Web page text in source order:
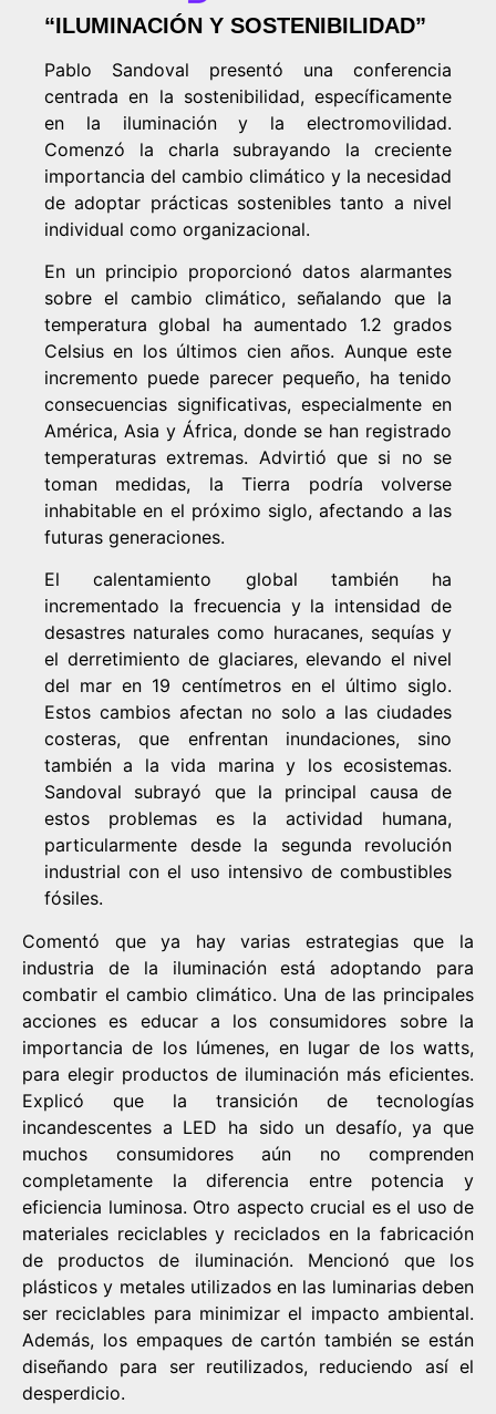
“ILUMINACIÓN Y SOSTENIBILIDAD”
Pablo Sandoval presentó una conferencia
centrada en la sostenibilidad, específicamente
en la iluminación y la electromovilidad.
Comenzó la charla subrayando la creciente
importancia del cambio climático y la necesidad
de adoptar prácticas sostenibles tanto a nivel
individual como organizacional.
En un principio proporcionó datos alarmantes
sobre el cambio climático, señalando que la
temperatura global ha aumentado 1.2 grados
Celsius en los últimos cien años. Aunque este
incremento puede parecer pequeño, ha tenido
consecuencias significativas, especialmente en
América, Asia y África, donde se han registrado
temperaturas extremas. Advirtió que si no se
toman medidas, la Tierra podría volverse
inhabitable en el próximo siglo, afectando a las
futuras generaciones.
El calentamiento global también ha
incrementado la frecuencia y la intensidad de
desastres naturales como huracanes, sequías y
el derretimiento de glaciares, elevando el nivel
del mar en 19 centímetros en el último siglo.
Estos cambios afectan no solo a las ciudades
costeras, que enfrentan inundaciones, sino
también a la vida marina y los ecosistemas.
Sandoval subrayó que la principal causa de
estos problemas es la actividad humana,
particularmente desde la segunda revolución
industrial con el uso intensivo de combustibles
fósiles.
Comentó que ya hay varias estrategias que la
industria de la iluminación está adoptando para
combatir el cambio climático. Una de las principales
acciones es educar a los consumidores sobre la
importancia de los lúmenes, en lugar de los watts,
para elegir productos de iluminación más eficientes.
Explicó que la transición de tecnologías
incandescentes a LED ha sido un desafío, ya que
muchos consumidores aún no comprenden
completamente la diferencia entre potencia y
eficiencia luminosa. Otro aspecto crucial es el uso de
materiales reciclables y reciclados en la fabricación
de productos de iluminación. Mencionó que los
plásticos y metales utilizados en las luminarias deben
ser reciclables para minimizar el impacto ambiental.
Además, los empaques de cartón también se están
diseñando para ser reutilizados, reduciendo así el
desperdicio.